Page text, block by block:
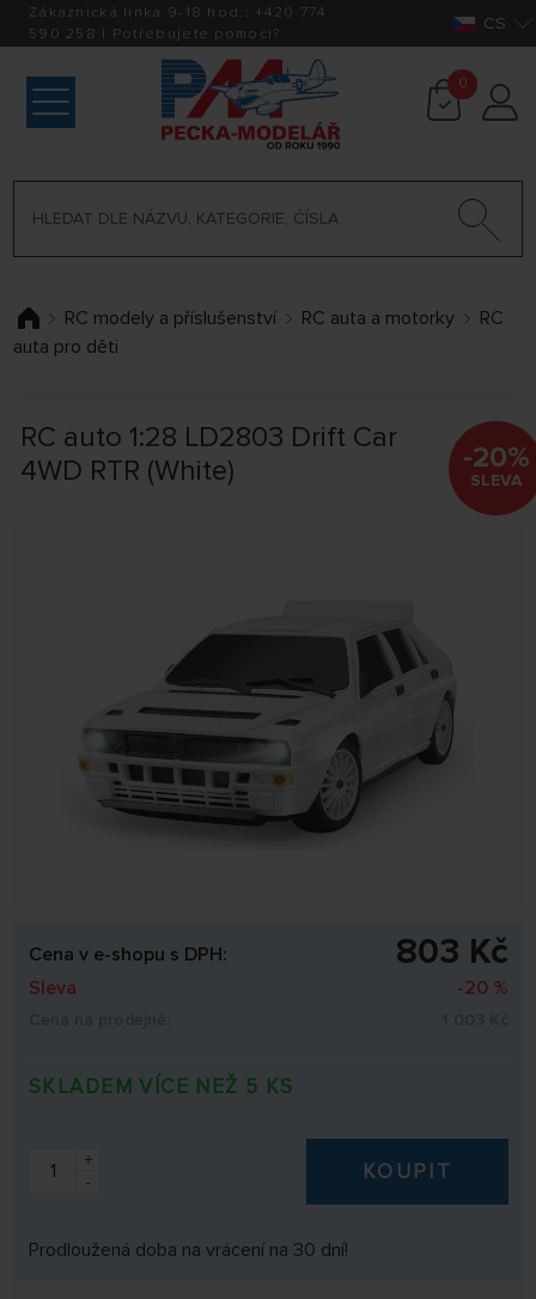
Zákaznická linka 9-18 hod.: +420 774
590 258 | Potřebujete pomoci? CS
0
RC modely a příslušenství RC auta a motorky
RC
auta pro děti
RC auto 1:28 LD2803 Drift Car
4WD RTR (White)
-20%
SLEVA
Cena v e-shopu s DPH: 803 Kč
Sleva -20 %
SKLADEM VÍCE NEŽ 5 KS
+
-
KOUPIT
Prodloužená doba na vrácení na 30 dní!